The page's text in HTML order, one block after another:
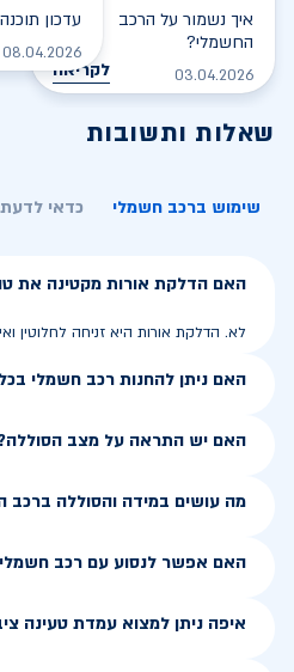
איך נשמור על הרכב
החשמלי?
03.04.2026 לקריאה
עדכון
08.04.2026
שאלות ותשובות
שימוש ברכב חשמלי כדאי
האם הדלקת אורות מקטינה את
לא. הדלקת אורות היא זניחה לחלוטין
האם ניתן להחנות רכב חשמלי בכל
האם יש התראה על מצב
מה עושים במידה והסוללה ברכב
האם אפשר לנסוע עם רכב
איפה ניתן למצוא עמדת טעינה